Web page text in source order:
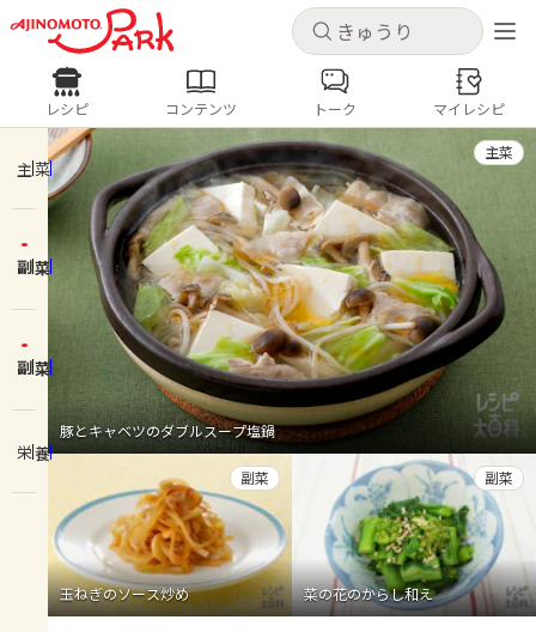
キャンセル
ログインするとレシピを保存できます
ログイン 新規登録
ホーム
コンテンツ
レシピ
トーク
よくあるお問い合わせ
お買い物
キャンセル
レシピ コンテンツ
人気の食材・レシピ
きゅうり なす トマト
とうもろこし
ピーマン
みょうが ゴーヤ
レシピ コンテンツ トーク マイレシピ
主菜
副菜
副菜
栄養
豚とキャベツのダブルスープ塩鍋
主菜
玉ねぎのソース炒め
副菜
菜の花のからし和え
副菜